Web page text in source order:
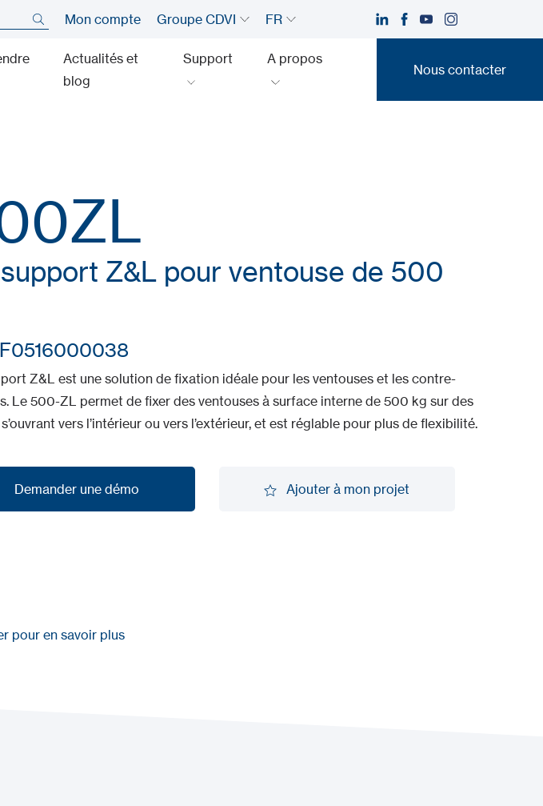
Mon compte Groupe CDVI FR
Actualités et
blog
Support A propos
Nous contacter
Z&L pour ventouse de 500
Z&L est une solution de fixation idéale pour les ventouses et les contre-
Le 500-ZL permet de fixer des ventouses à surface interne de 500 kg sur des
vers l’intérieur ou vers l’extérieur, et est réglable pour plus de flexibilité.
Demander une démo Ajouter à mon projet
pour en savoir plus